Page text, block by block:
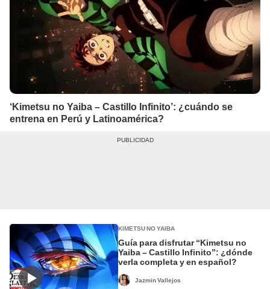
‘Kimetsu no Yaiba – Castillo Infinito’: ¿cuándo se
entrena en Perú y Latinoamérica?
KIMETSU NO YAIBA
Guía para disfrutar “Kimetsu no
Yaiba – Castillo Infinito”: ¿dónde
verla completa y en español?
Jazmin Vallejos